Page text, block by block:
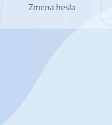
Zmena hesla